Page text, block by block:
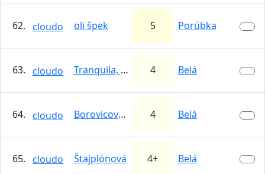
62. cloudo oli špek 5 Porúbka
63. cloudo Tranquila, tranquila 4 Belá
64. cloudo Borovicové blues 4 Belá
65. cloudo Štajplónová 4+ Belá